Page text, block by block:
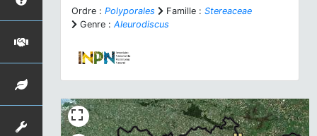
Ordre : Polyporales Famille : Stereaceae
Genre : Aleurodiscus